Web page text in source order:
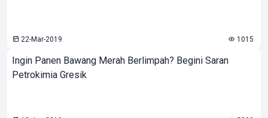
22-Mar-2019 1015
Ingin Panen Bawang Merah Berlimpah? Begini Saran
Petrokimia Gresik